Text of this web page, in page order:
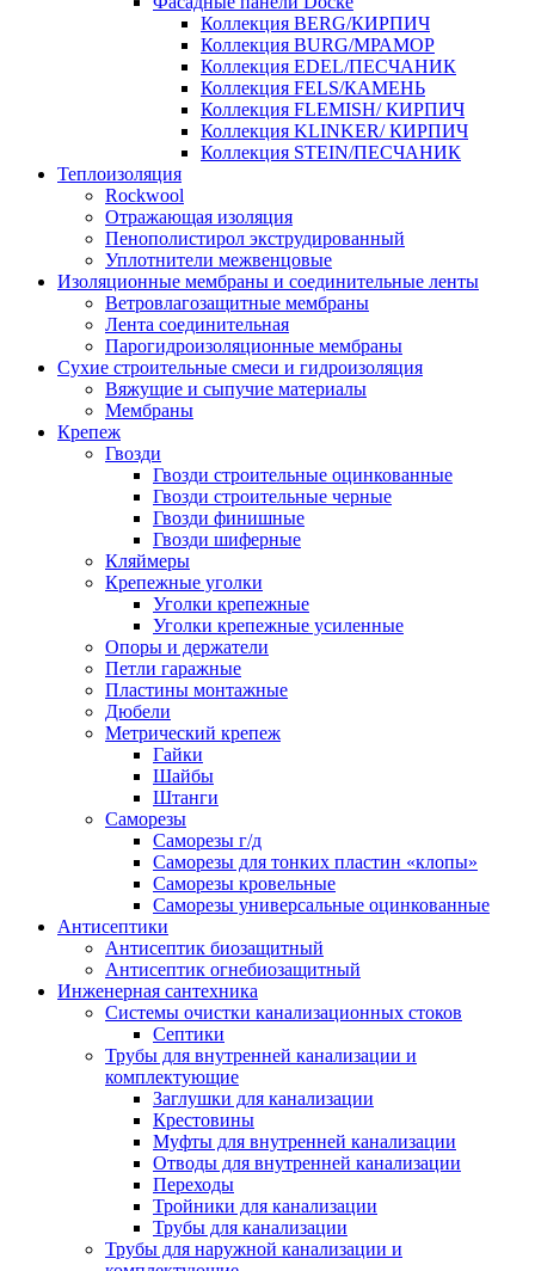
Коллекция BERG/КИРПИЧ
Коллекция BURG/МРАМОР
Коллекция EDEL/ПЕСЧАНИК
Коллекция FELS/КАМЕНЬ
Коллекция FLEMISH/ КИРПИЧ
Коллекция KLINKER/ КИРПИЧ
Коллекция STEIN/ПЕСЧАНИК
Теплоизоляция
Rockwool
Отражающая изоляция
Пенополистирол экструдированный
Уплотнители межвенцовые
Изоляционные мембраны и соединительные ленты
Ветровлагозащитные мембраны
Лента соединительная
Парогидроизоляционные мембраны
Сухие строительные смеси и гидроизоляция
Вяжущие и сыпучие материалы
Мембраны
Крепеж
Гвозди
Гвозди строительные оцинкованные
Гвозди строительные черные
Гвозди финишные
Гвозди шиферные
Кляймеры
Крепежные уголки
Уголки крепежные
Уголки крепежные усиленные
Опоры и держатели
Петли гаражные
Пластины монтажные
Дюбели
Метрический крепеж
Гайки
Шайбы
Штанги
Саморезы
Саморезы г/д
Саморезы для тонких пластин «клопы»
Саморезы кровельные
Саморезы универсальные оцинкованные
Антисептики
Антисептик биозащитный
Антисептик огнебиозащитный
Инженерная сантехника
Системы очистки канализационных стоков
Септики
Трубы для внутренней канализации и
комплектующие
Заглушки для канализации
Крестовины
Муфты для внутренней канализации
Отводы для внутренней канализации
Переходы
Тройники для канализации
Трубы для канализации
Трубы для наружной канализации и